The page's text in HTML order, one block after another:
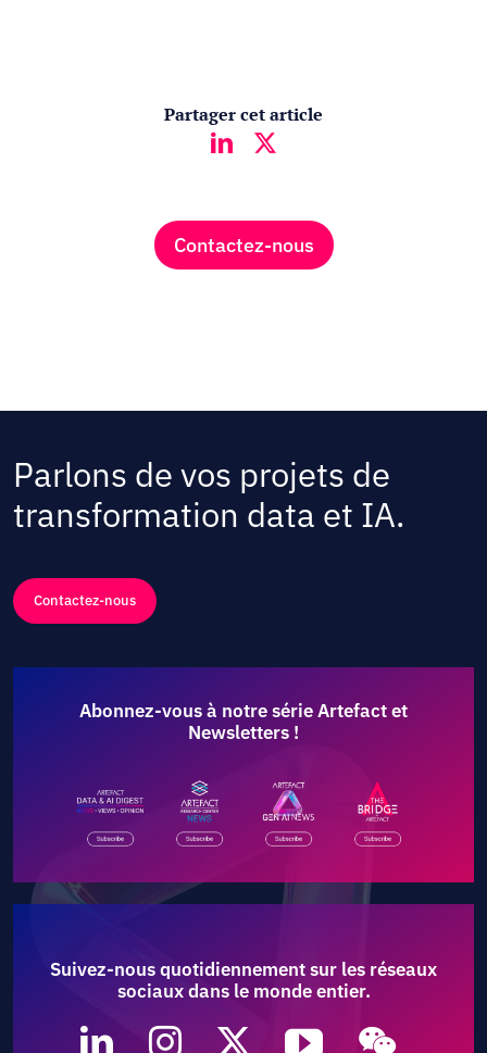
Partager cet article
Contactez-nous
Parlons de vos projets de
transformation data et IA.
Contactez-nous
Abonnez-vous à notre série Artefact et
Newsletters !
Suivez-nous quotidiennement sur les réseaux
sociaux dans le monde entier.